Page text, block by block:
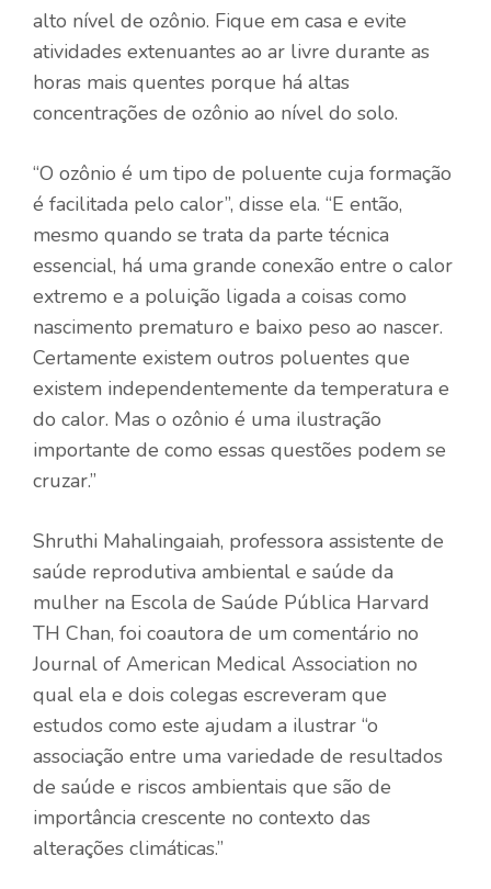
alto nível de ozônio. Fique em casa e evite
atividades extenuantes ao ar livre durante as
horas mais quentes porque há altas
concentrações de ozônio ao nível do solo.
“O ozônio é um tipo de poluente cuja formação
é facilitada pelo calor”, disse ela. “E então,
mesmo quando se trata da parte técnica
essencial, há uma grande conexão entre o calor
extremo e a poluição ligada a coisas como
nascimento prematuro e baixo peso ao nascer.
Certamente existem outros poluentes que
existem independentemente da temperatura e
do calor. Mas o ozônio é uma ilustração
importante de como essas questões podem se
cruzar.”
Shruthi Mahalingaiah, professora assistente de
saúde reprodutiva ambiental e saúde da
mulher na Escola de Saúde Pública Harvard
TH Chan, foi coautora de um comentário no
Journal of American Medical Association no
qual ela e dois colegas escreveram que
estudos como este ajudam a ilustrar “o
associação entre uma variedade de resultados
de saúde e riscos ambientais que são de
importância crescente no contexto das
alterações climáticas.”